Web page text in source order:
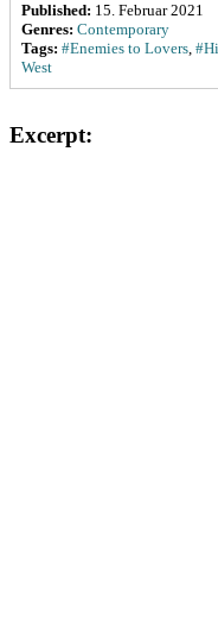
Published: 15. Februar 2021
Genres: Contemporary
Tags: #Enemies to Lovers,
West
Excerpt: